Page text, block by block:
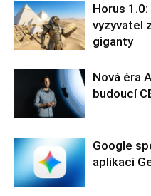
Horus
vyzyvatel
giganty
Nová éra
budoucí
Google
aplikaci